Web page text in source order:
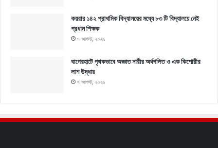
কয়রার ১৪২ প্রাথমিক বিদ্যালয়ের মধ্যে ৮৩ টি বিদ্যালয়ে নেই
প্রধান শিক্ষক
৭ আগস্ট, ২০২৬
বাগেরহাটে পৃথকভাবে অজ্ঞাত নারীর অর্ধগলিত ও এক কিশোরীর
লাশ উদ্ধার
৭ আগস্ট, ২০২৬